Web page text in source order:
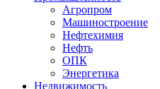
Агропром
Машиностроение
Нефтехимия
Нефть
ОПК
Энергетика
Недвижимость